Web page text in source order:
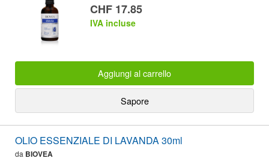
CHF 17.85
IVA incluse
Aggiungi al carrello
Sapore
OLIO ESSENZIALE DI LAVANDA 30ml
da BIOVEA